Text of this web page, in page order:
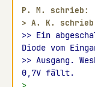
P. M. schrieb:
> A. K.
>> Ein
Diode vom
>> Ausgang.
0,7V fällt.